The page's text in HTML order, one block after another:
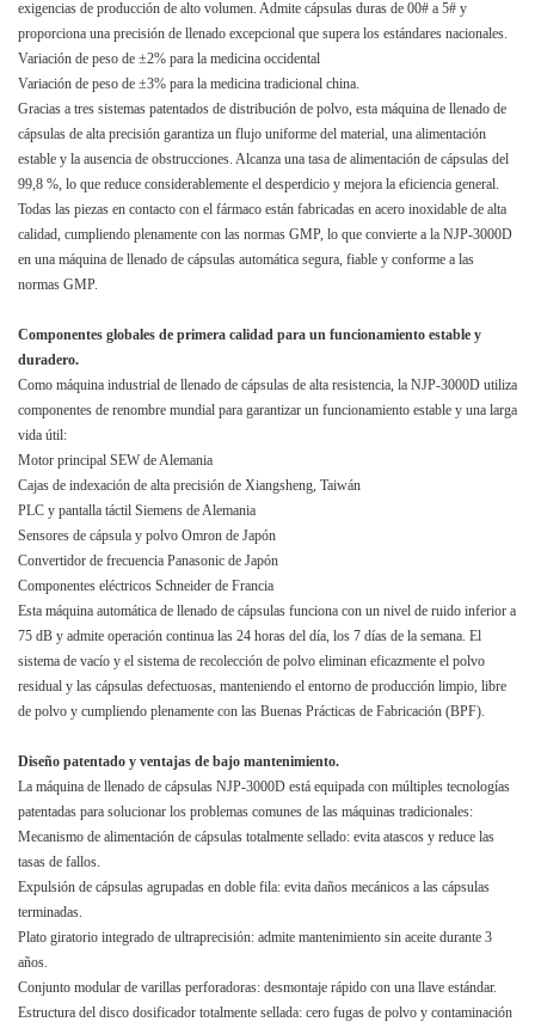
exigencias de producción de alto volumen. Admite cápsulas duras de 00# a 5# y
proporciona una precisión de llenado excepcional que supera los estándares nacionales.
Variación de peso de ±2% para la medicina occidental
Variación de peso de ±3% para la medicina tradicional china.
Gracias a tres sistemas patentados de distribución de polvo, esta máquina de llenado de
cápsulas de alta precisión garantiza un flujo uniforme del material, una alimentación
estable y la ausencia de obstrucciones. Alcanza una tasa de alimentación de cápsulas del
99,8 %, lo que reduce considerablemente el desperdicio y mejora la eficiencia general.
Todas las piezas en contacto con el fármaco están fabricadas en acero inoxidable de alta
calidad, cumpliendo plenamente con las normas GMP, lo que convierte a la NJP-3000D
en una máquina de llenado de cápsulas automática segura, fiable y conforme a las
normas GMP.
Componentes globales de primera calidad para un funcionamiento estable y
duradero.
Como máquina industrial de llenado de cápsulas de alta resistencia, la NJP-3000D utiliza
componentes de renombre mundial para garantizar un funcionamiento estable y una larga
vida útil:
Motor principal SEW de Alemania
Cajas de indexación de alta precisión de Xiangsheng, Taiwán
PLC y pantalla táctil Siemens de Alemania
Sensores de cápsula y polvo Omron de Japón
Convertidor de frecuencia Panasonic de Japón
Componentes eléctricos Schneider de Francia
Esta máquina automática de llenado de cápsulas funciona con un nivel de ruido inferior a
75 dB y admite operación continua las 24 horas del día, los 7 días de la semana. El
sistema de vacío y el sistema de recolección de polvo eliminan eficazmente el polvo
residual y las cápsulas defectuosas, manteniendo el entorno de producción limpio, libre
de polvo y cumpliendo plenamente con las Buenas Prácticas de Fabricación (BPF).
Diseño patentado y ventajas de bajo mantenimiento.
La máquina de llenado de cápsulas NJP-3000D está equipada con múltiples tecnologías
patentadas para solucionar los problemas comunes de las máquinas tradicionales:
Mecanismo de alimentación de cápsulas totalmente sellado: evita atascos y reduce las
tasas de fallos.
Expulsión de cápsulas agrupadas en doble fila: evita daños mecánicos a las cápsulas
terminadas.
Plato giratorio integrado de ultraprecisión: admite mantenimiento sin aceite durante 3
años.
Conjunto modular de varillas perforadoras: desmontaje rápido con una llave estándar.
Estructura del disco dosificador totalmente sellada: cero fugas de polvo y contaminación